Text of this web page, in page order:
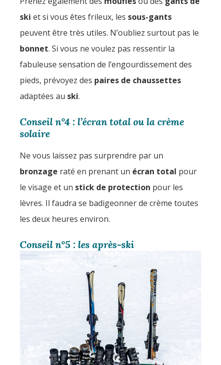
ski et si vous êtes frileux, les sous-gants
peuvent être très utiles. N’oubliez surtout pas le
bonnet. Si vous ne voulez pas ressentir la
fabuleuse sensation de l’engourdissement des
pieds, prévoyez des paires de chaussettes
adaptées au ski.
Conseil n°4 : l’écran total ou la crème
solaire
Ne vous laissez pas surprendre par un
bronzage raté en prenant un écran total pour
le visage et un stick de protection pour les
lèvres. Il faudra se badigeonner de crème toutes
les deux heures environ.
Conseil n°5 : les après-ski